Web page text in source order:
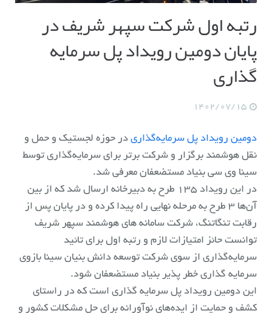
رتبه اول شرکت سپهر شریف در
پایان دومین رویداد پل سرمایه
گذاری
1402/07/15
دومین رویداد پل سرمایه‌گذاری در حوزه لجستیک و حمل و
نقل هوشمند برگزار و شرکت برتر برای سرمایه‌گذاری توسط
سینا وی سی بنیاد مستضعفان معرفی شد.
در این رویداد ۱۳۵ طرح به دبیرخانه ارسال شد که از بین
آن‌ها ۳ طرح به مرحله نهایی راه پیدا کرده و در پایان پس از
رقابت تنگاتنگ، شرکت سامانه های هوشمند سپهر شریف
توانست حائز امتیازات لازم و رتبه اول برای تائید
سرمایه‌گذاری از سوی شرکت توسعه دانش بنیان سینا بازوی
سرمایه گذاری خطر پذیر بنیاد مستضعفان شود.
این دومین رویداد پل سرمایه گذاری است که در راستای
کشف و حمایت از ایده‌های نوآورانه برای حل مشکلات کشور و